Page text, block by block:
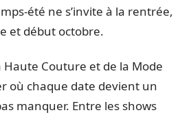
été ne s’invite à la rentrée,
et début octobre.
Haute Couture et de la Mode
où chaque date devient un
manquer. Entre les shows